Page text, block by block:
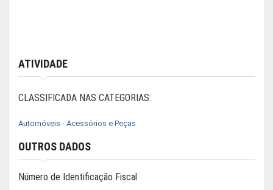
ATIVIDADE
CLASSIFICADA NAS CATEGORIAS:
Automóveis - Acessórios e Peças
OUTROS DADOS
Número de Identificação Fiscal